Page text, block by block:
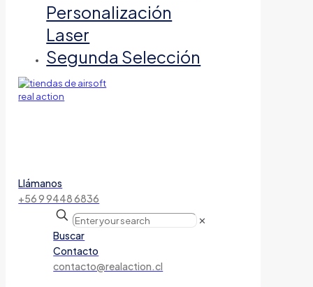
Personalización
Laser
Segunda Selección
Llámanos
+56 9 9448 6836
✕
Buscar
Contacto
contacto@realaction.cl